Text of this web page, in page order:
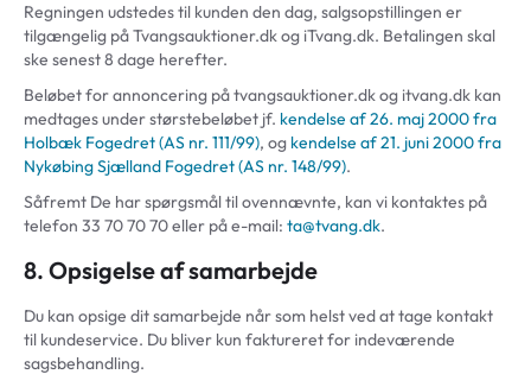
Regningen udstedes til kunden den dag, salgsopstillingen er
tilgængelig på Tvangsauktioner.dk og iTvang.dk. Betalingen skal
ske senest 8 dage herefter.
Beløbet for annoncering på tvangsauktioner.dk og itvang.dk kan
medtages under størstebeløbet jf. kendelse af 26. maj 2000 fra
Holbæk Fogedret (AS nr. 111/99), og kendelse af 21. juni 2000 fra
Nykøbing Sjælland Fogedret (AS nr. 148/99).
Såfremt De har spørgsmål til ovennævnte, kan vi kontaktes på
telefon 33 70 70 70 eller på e-mail: ta@tvang.dk.
8. Opsigelse af samarbejde
Du kan opsige dit samarbejde når som helst ved at tage kontakt
til kundeservice. Du bliver kun faktureret for indeværende
sagsbehandling.